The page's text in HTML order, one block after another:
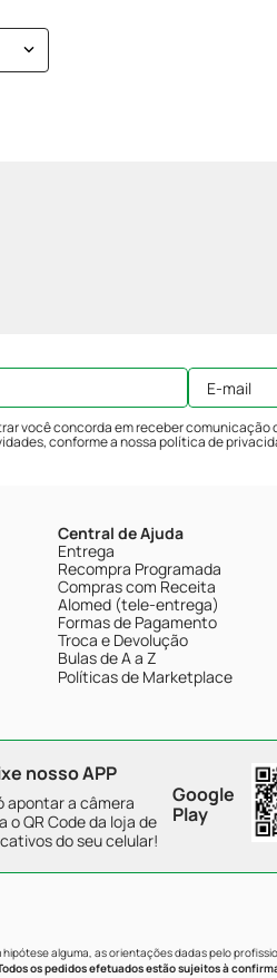
você concorda em receber comunicação
conforme a nossapolítica de
Central de Ajuda
Entrega
Recompra Programada
Compras com Receita
Alomed (tele-entrega)
Formas de Pagamento
Troca e Devolução
Bulas de A a Z
Políticas de Marketplace
nosso APP
apontar a câmera
o QR Code da loja de
do seu celular!
Google
Play
alguma, as orientações dadas pelo
os pedidos efetuados estão sujeitos à